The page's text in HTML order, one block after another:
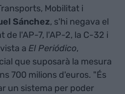
Mobilitat i
Sánchez, s'hi negava el
de l'AP-7, l'AP-2, la C-32 i
a El Periódico,
que suposarà la mesura
700 milions d'euros. "És
un sistema per poder